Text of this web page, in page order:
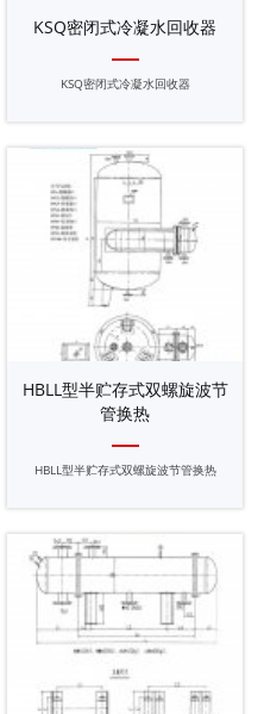
KSQ密闭式冷凝水回收器
KSQ密闭式冷凝水回收器
HBLL型半贮存式双螺旋波节
管换热
HBLL型半贮存式双螺旋波节管换热